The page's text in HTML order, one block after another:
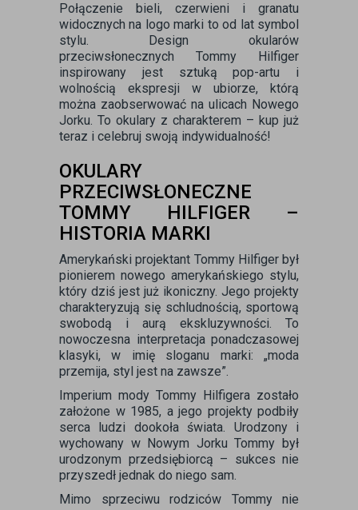
Połączenie bieli, czerwieni i granatu
widocznych na logo marki to od lat symbol
stylu. Design okularów
przeciwsłonecznych Tommy Hilfiger
inspirowany jest sztuką pop-artu i
wolnością ekspresji w ubiorze, którą
można zaobserwować na ulicach Nowego
Jorku. To okulary z charakterem – kup już
teraz i celebruj swoją indywidualność!
OKULARY
PRZECIWSŁONECZNE
TOMMY HILFIGER –
HISTORIA MARKI
Amerykański projektant Tommy Hilfiger był
pionierem nowego amerykańskiego stylu,
który dziś jest już ikoniczny. Jego projekty
charakteryzują się schludnością, sportową
swobodą i aurą ekskluzywności. To
nowoczesna interpretacja ponadczasowej
klasyki, w imię sloganu marki: „moda
przemija, styl jest na zawsze”.
Imperium mody Tommy Hilfigera zostało
założone w 1985, a jego projekty podbiły
serca ludzi dookoła świata. Urodzony i
wychowany w Nowym Jorku Tommy był
urodzonym przedsiębiorcą – sukces nie
przyszedł jednak do niego sam.
Mimo sprzeciwu rodziców Tommy nie